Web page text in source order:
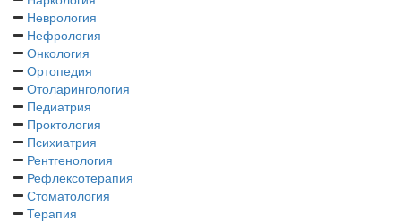
Неврология
Нефрология
Онкология
Ортопедия
Отоларингология
Педиатрия
Проктология
Психиатрия
Рентгенология
Рефлексотерапия
Стоматология
Терапия